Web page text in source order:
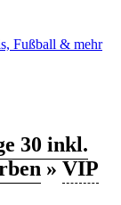
Fußball & mehr
30 inkl.
» VIP